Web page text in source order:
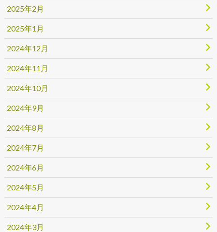
2025年2月
2025年1月
2024年12月
2024年11月
2024年10月
2024年9月
2024年8月
2024年7月
2024年6月
2024年5月
2024年4月
2024年3月